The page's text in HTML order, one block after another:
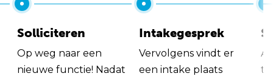
Solliciteren
Op weg naar een
nieuwe functie! Nadat
Intakegesprek
Vervolgens vindt er
een intake plaats